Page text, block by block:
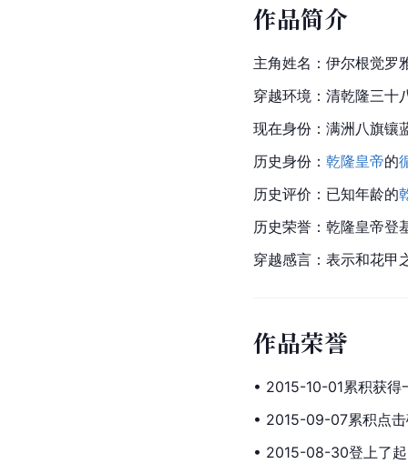
作品简介
主角姓名：伊尔根觉罗
穿越环境：清乾隆三十
现在身份：满洲八旗镶
历史身份： 乾隆皇帝的
历史评价：已知年龄的
历史荣誉：乾隆皇帝登
穿越感言：表示和花甲
作品荣誉
• 2015-10-01累积获得
• 2015-09-07累积点
• 2015-08-30登上了